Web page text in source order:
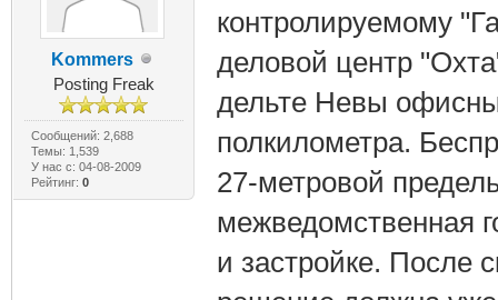
Kommers
Posting Freak
Сообщений: 2,688
Темы: 1,539
У нас с: 04-08-2009
Рейтинг: 0
контролируемому
деловой центр
дельте Невы
полкилометра.
27-метровой
межведомственная
и застройке. После